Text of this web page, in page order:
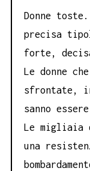
Donne
precisa
forte,
Le donne
sfrontate,
sanno
Le migliaia
una